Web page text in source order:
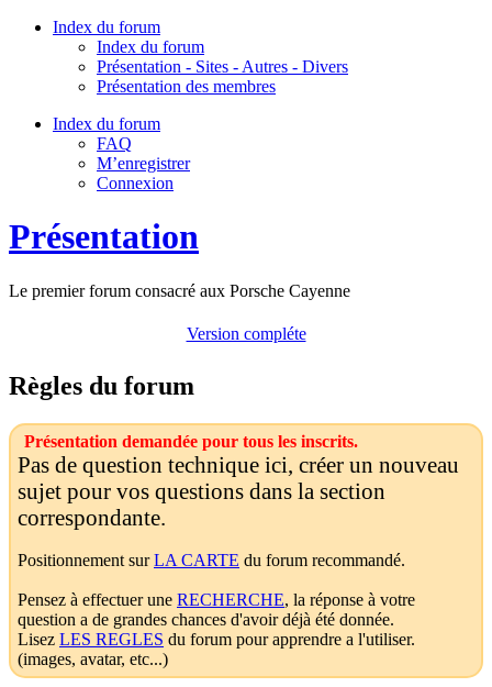
Index du forum
Index du forum
Présentation - Sites - Autres - Divers
Présentation des membres
Index du forum
FAQ
M’enregistrer
Connexion
Présentation
Le premier forum consacré aux Porsche Cayenne
Version compléte
Règles du forum
Présentation demandée pour tous les inscrits.
Pas de question technique ici, créer un nouveau
sujet pour vos questions dans la section
correspondante.
Positionnement surLA CARTE du forum recommandé.
Pensez à effectuer une RECHERCHE, la réponse à votre
question a de grandes chances d'avoir déjà été donnée.
Lisez LES REGLES du forum pour apprendre a l'utiliser.
(images, avatar, etc...)